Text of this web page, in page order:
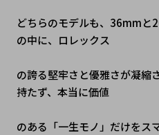
どちらのモデルも、36mmと
の中に、ロレックス
の誇る堅牢さと優雅さが凝縮
持たず、本当に価値
のある「一生モノ」だけをス